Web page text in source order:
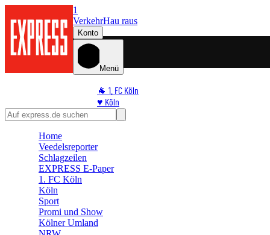
1
VerkehrHau raus
Konto
Menü
🐐 1. FC Köln
♥️ Köln
⭐ Promi
🛒 Shoppingwelt
Home
Veedelsreporter
Schlagzeilen
EXPRESS E-Paper
1. FC Köln
Köln
Sport
Promi und Show
Kölner Umland